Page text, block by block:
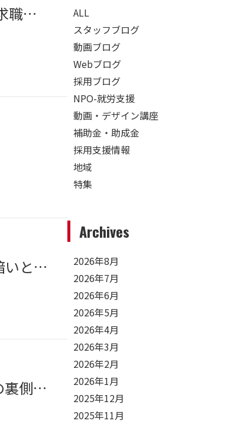
ALL
スタッフブログ
動画ブログ
Webブログ
採用ブログ
NPO-就労支援
動画・デザイン講座
補助金・助成金
採用支援情報
地域
特集
Archives
2026年8月
2026年7月
2026年6月
2026年5月
2026年4月
2026年3月
2026年2月
2026年1月
2025年12月
2025年11月
大府市近郊（豊明市・日進市）ホームページ制作｜求職者の家族まで安心させる、アットホームな職場の映し方
大府市近郊（刈谷市・知立市）ホームページ制作｜製品の写真が暗いともったいない。BtoB製造業の信頼を生むライティング技術
大府市近郊（碧南市・西尾市）ホームページ制作｜西三河ベースの裏側。この地域で制作を続ける使命